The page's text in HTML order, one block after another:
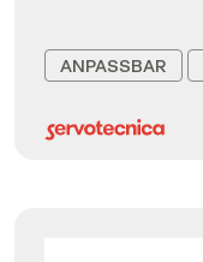
ANPASSBAR